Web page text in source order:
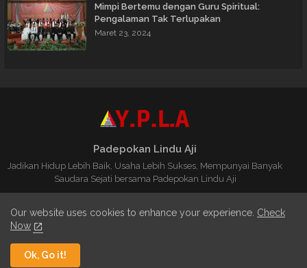
Mimpi Bertemu dengan Guru Spiritual:
Pengalaman Tak Terlupakan
Maret 23, 2024
Padepokan Lindu Aji
Jadikan Hidup Lebih Baik, Usaha Lebih Sukses, Mempunyai Banyak
Saudara Sejati bersama Padepokan Lindu Aji
Our website uses cookies to enhance your experience. Check
Now
Ok, Go it!